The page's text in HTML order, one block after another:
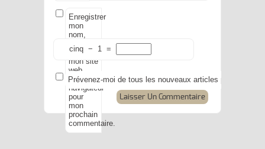
Enregistrer
mon
nom,
mail et
mon site
web
dans le
navigateur
pour
mon
prochain
commentaire.
cinq − 1 =
Prévenez-moi de tous les nouveaux articles par e-mail.